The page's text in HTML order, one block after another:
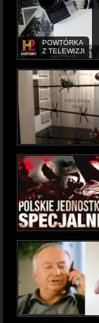
POWTÓRKA
Z TELEWIZJI